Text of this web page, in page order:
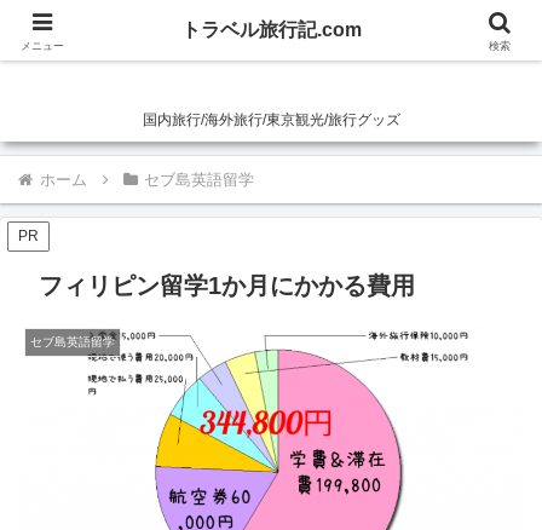
トラベル旅行記.com
国内旅行/海外旅行/東京観光/旅行グッズ
ホーム セブ島英語留学
PR
フィリピン留学1か月にかかる費用
セブ島英語留学
メニュー
トラベル旅行記.com
検索